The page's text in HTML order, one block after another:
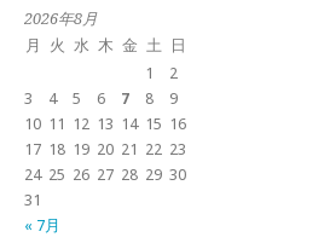
2026年8月
月
火 水 木 金 土
日
1
2
3
4 5 6 7 8
9
10 11 12 13 14 15 16
17 18 19 20 21 22 23
24 25 26 27 28 29 30
31
« 7月